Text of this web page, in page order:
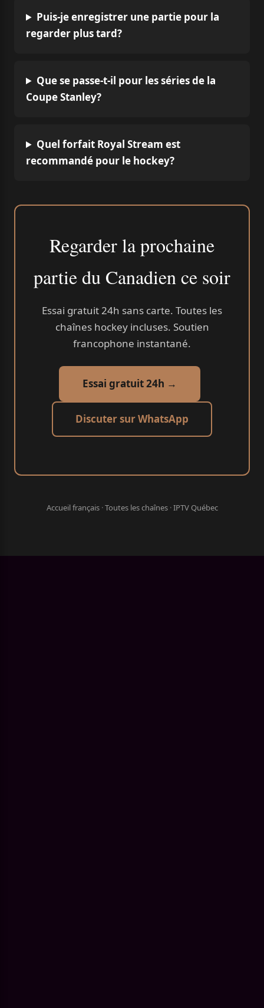
Puis-je enregistrer une partie pour la
regarder plus tard?
Que se passe-t-il pour les séries de la
Coupe Stanley?
Quel forfait Royal Stream est
recommandé pour le hockey?
Regarder la prochaine
partie du Canadien ce soir
Essai gratuit 24h sans carte. Toutes les
chaînes hockey incluses. Soutien
francophone instantané.
Essai gratuit 24h →
Discuter sur WhatsApp
Accueil français·Toutes les chaînes·IPTV Québec